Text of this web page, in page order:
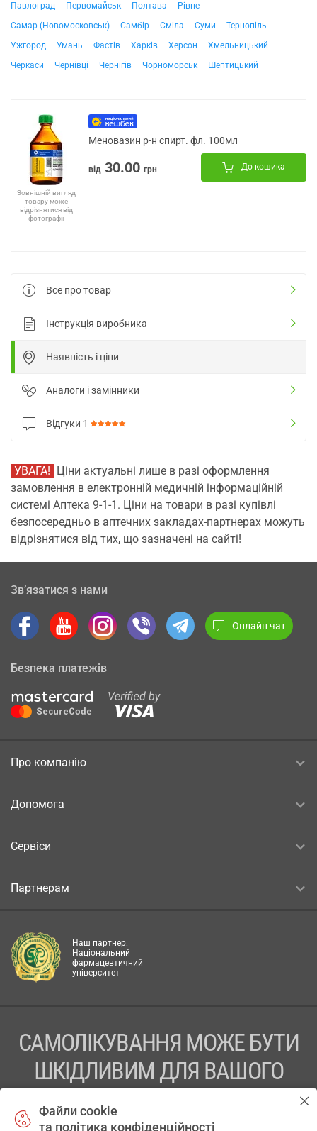
Павлоград
Первомайськ Полтава
Рівне
Самар (Новомосковськ)
Самбір Сміла Суми
Тернопіль
Ужгород
Умань Фастів Харків Херсон
Хмельницький
Черкаси
Чернівці Чернігів Чорноморськ Шептицький
Зовнішній вигляд
товару може
відрізнятися від
фотографії
Меновазин р-н спирт. фл. 100мл
від 30.00 грн До кошика
Все про товар
Інструкція виробника
Наявність і ціни
Аналоги і замінники
Відгуки 1
УВАГА! Ціни актуальні лише в разі оформлення
замовлення в електронній медичній інформаційній
системі Аптека 9-1-1. Ціни на товари в разі купівлі
безпосередньо в аптечних закладах-партнерах можуть
відрізнятися від тих, що зазначені на сайті!
Зв’язатися з нами
Онлайн чат
Безпека платежів
Про компанію
Допомога
Сервіси
Партнерам
Наш партнер:
Національний
фармацевтичний
університет
САМОЛІКУВАННЯ МОЖЕ БУТИ
ШКІДЛИВИМ ДЛЯ ВАШОГО
Файли cookie
та політика конфіденційності